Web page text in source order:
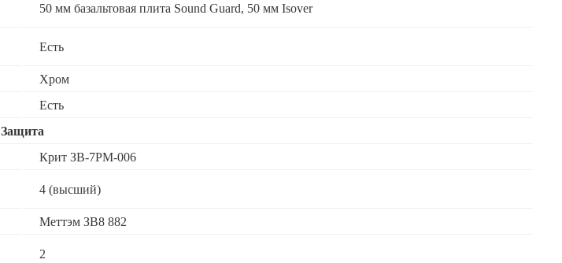
50 мм базальтовая плита Sound Guard, 50 мм Isover
Есть
Хром
Есть
Защита
Крит ЗВ-7РМ-006
4 (высший)
Меттэм ЗВ8 882
2